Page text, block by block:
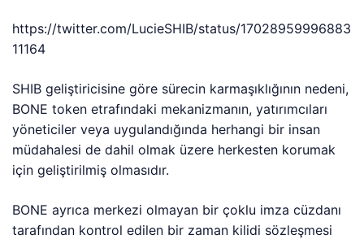
https://twitter.com/LucieSHIB/status/17028959996883
11164
SHIB geliştiricisine göre sürecin karmaşıklığının nedeni,
BONE token etrafındaki mekanizmanın, yatırımcıları
yöneticiler veya uygulandığında herhangi bir insan
müdahalesi de dahil olmak üzere herkesten korumak
için geliştirilmiş olmasıdır.
BONE ayrıca merkezi olmayan bir çoklu imza cüzdanı
tarafından kontrol edilen bir zaman kilidi sözleşmesi